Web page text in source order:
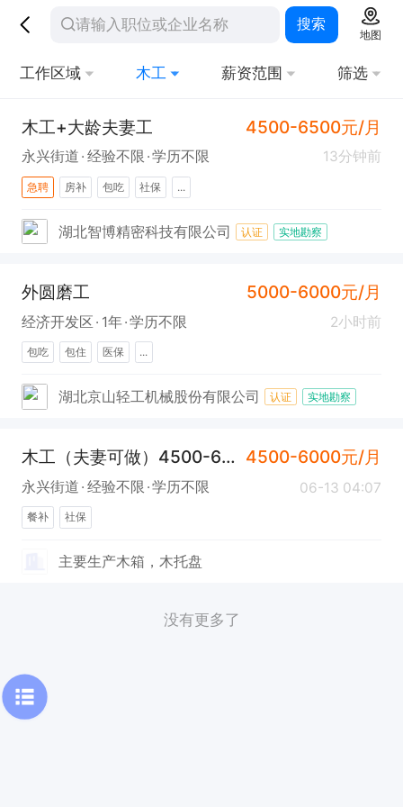
搜索
地图
工作区域 木工 薪资范围 筛选
木工+大龄夫妻工 4500-6500元/月
永兴街道 经验不限 学历不限 13分钟前
急聘 房补 包吃 社保 ...
湖北智博精密科技有限公司 认证 实地勘察
外圆磨工 5000-6000元/月
经济开发区 1年 学历不限 2小时前
包吃 包住 医保 ...
湖北京山轻工机械股份有限公司 认证 实地勘察
木工（夫妻可做）4500-6000 4500-6000元/月
永兴街道 经验不限 学历不限 06-13 04:07
餐补 社保
主要生产木箱，木托盘
没有更多了